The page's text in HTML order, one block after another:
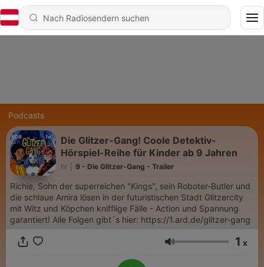
Podcasts
Die Glitzer-Gang! Coole Detektiv-
Hörspiel-Reihe für Kinder ab 9 Jahren
hr 9 - Die Glitzer-Gang - Trailer
Richie, Sohn der superreichen "Kings", sein Roboter-Butler und
die schlaue Amira lösen in der futuristischen Stadt Glitzercity
mit Witz und Köpchen knifflige Fälle - Action und Spannung
garantiert! Alle Folgen gibt´s hier: https://1.ard.de/glitzer-gang
Lautstärke 1 x